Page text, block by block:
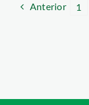
Anterior 1